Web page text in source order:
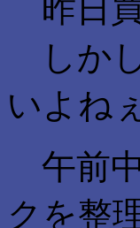
昨日
しか
いよね
午前
クを整